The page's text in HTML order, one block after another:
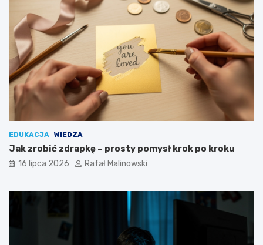
EDUKACJA WIEDZA
Jak zrobić zdrapkę – prosty pomysł krok po kroku
16 lipca 2026 Rafał Malinowski